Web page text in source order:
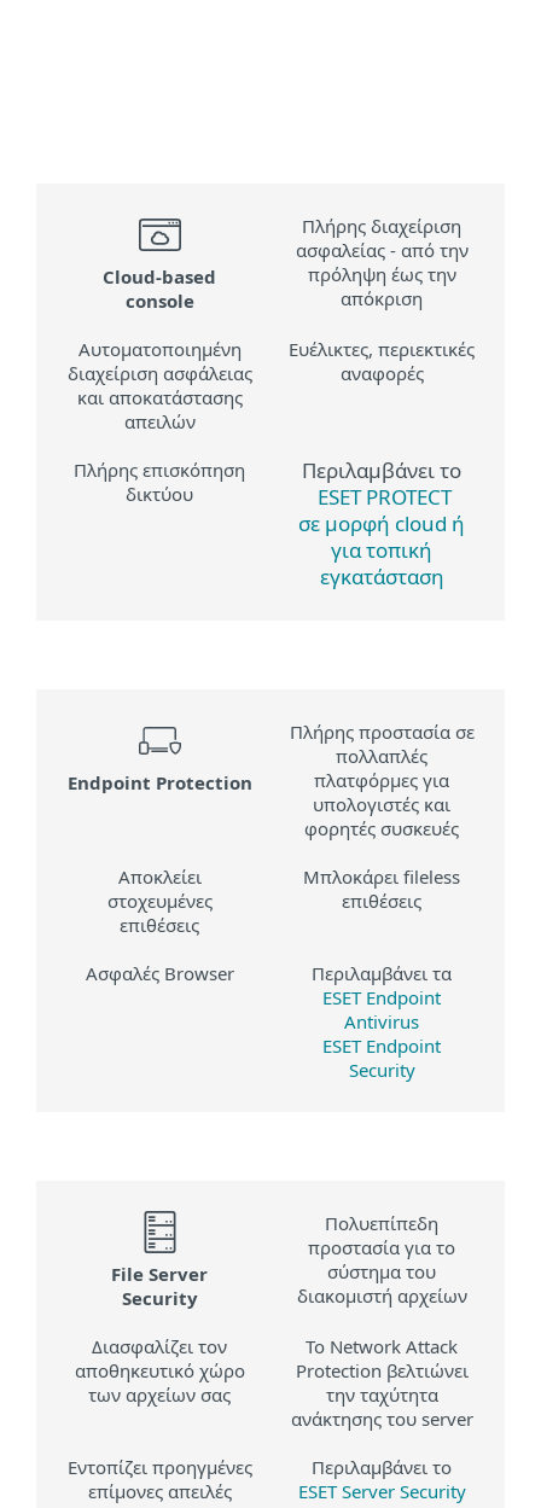
Cloud‑based
console
Πλήρης διαχείριση
ασφαλείας - από την
πρόληψη έως την
απόκριση
Αυτοματοποιημένη
διαχείριση ασφάλειας
και αποκατάστασης
απειλών
Ευέλικτες, περιεκτικές
αναφορές
Πλήρης επισκόπηση
δικτύου
Περιλαμβάνει το
ESET PROTECT
σε μορφή cloud ή
για τοπική
εγκατάσταση
Endpoint Protection
Πλήρης προστασία σε
πολλαπλές
πλατφόρμες για
υπολογιστές και
φορητές συσκευές
Αποκλείει
στοχευμένες
επιθέσεις
Μπλοκάρει fileless
επιθέσεις
Ασφαλές Browser
Περιλαμβάνει τα
ESET Endpoint
Antivirus
ESET Endpoint
Security
File Server
Security
Πολυεπίπεδη
προστασία για το
σύστημα του
διακομιστή αρχείων
Διασφαλίζει τον
αποθηκευτικό χώρο
των αρχείων σας
Το Network Attack
Protection βελτιώνει
την ταχύτητα
ανάκτησης του server
Εντοπίζει προηγμένες
επίμονες απειλές
Περιλαμβάνει το
ESET Server Security